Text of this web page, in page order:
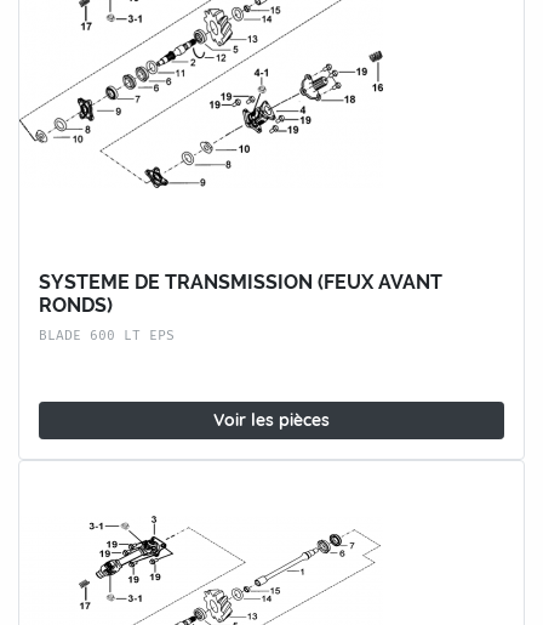
SYSTEME DE TRANSMISSION (FEUX AVANT
RONDS)
BLADE 600 LT EPS
Voir les pièces